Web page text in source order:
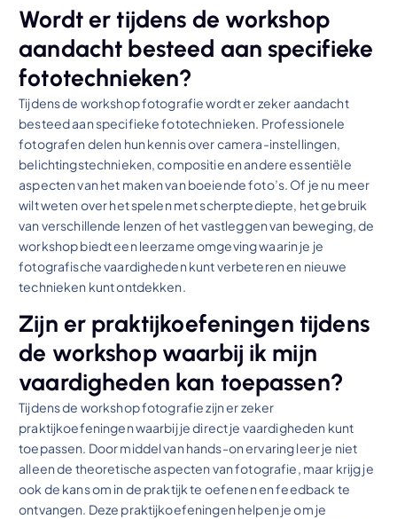
Wordt er tijdens de workshop
aandacht besteed aan specifieke
fototechnieken?
Tijdens de workshop fotografie wordt er zeker aandacht
besteed aan specifieke fototechnieken. Professionele
fotografen delen hun kennis over camera-instellingen,
belichtingstechnieken, compositie en andere essentiële
aspecten van het maken van boeiende foto’s. Of je nu meer
wilt weten over het spelen met scherptediepte, het gebruik
van verschillende lenzen of het vastleggen van beweging, de
workshop biedt een leerzame omgeving waarin je je
fotografische vaardigheden kunt verbeteren en nieuwe
technieken kunt ontdekken.
Zijn er praktijkoefeningen tijdens
de workshop waarbij ik mijn
vaardigheden kan toepassen?
Tijdens de workshop fotografie zijn er zeker
praktijkoefeningen waarbij je direct je vaardigheden kunt
toepassen. Door middel van hands-on ervaring leer je niet
alleen de theoretische aspecten van fotografie, maar krijg je
ook de kans om in de praktijk te oefenen en feedback te
ontvangen. Deze praktijkoefeningen helpen je om je